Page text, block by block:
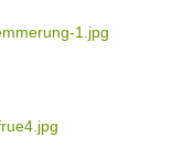
1.jpg